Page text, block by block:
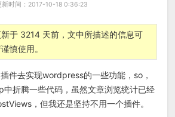
新时间：2017-10-18 0:36:23
于 3214 天前，文中所描述的信息可
慎使用。
件去实现wordpress的一些功能，so，
折腾一些代码，虽然文章浏览统计已经
，但我还是坚持不用一个插件。